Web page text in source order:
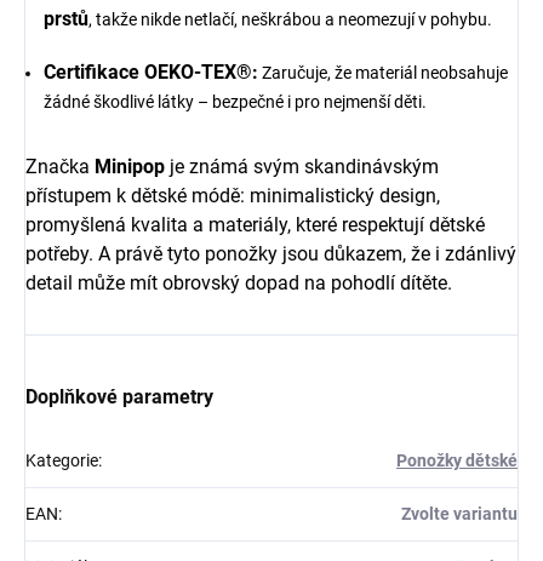
prstů, takže nikde netlačí, neškrábou a neomezují v pohybu.
Certifikace OEKO-TEX®: Zaručuje, že materiál neobsahuje
žádné škodlivé látky – bezpečné i pro nejmenší děti.
Značka Minipop je známá svým skandinávským
přístupem k dětské módě: minimalistický design,
promyšlená kvalita a materiály, které respektují dětské
potřeby. A právě tyto ponožky jsou důkazem, že i zdánlivý
detail může mít obrovský dopad na pohodlí dítěte.
Doplňkové parametry
Kategorie: Ponožky dětské
EAN: Zvolte variantu